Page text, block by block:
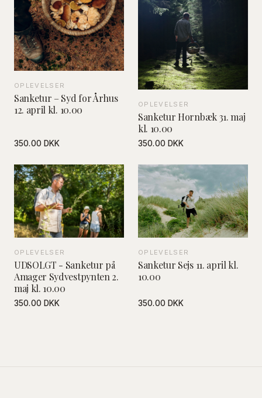
OPLEVELSER
Sanketur – Syd for Århus
12. april kl. 10.00
350.00 DKK
OPLEVELSER
Sanketur Hornbæk 31. maj
kl. 10.00
350.00 DKK
OPLEVELSER
UDSOLGT - Sanketur på
Amager Sydvestpynten 2.
maj kl. 10.00
350.00 DKK
OPLEVELSER
Sanketur Sejs 11. april kl.
10.00
350.00 DKK